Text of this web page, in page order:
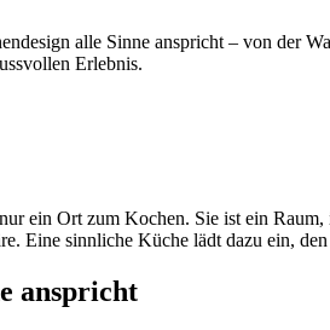
alle Sinne anspricht – von der
Erlebnis.
ein Ort zum Kochen. Sie ist ein
Eine sinnliche Küche lädt dazu ein,
anspricht